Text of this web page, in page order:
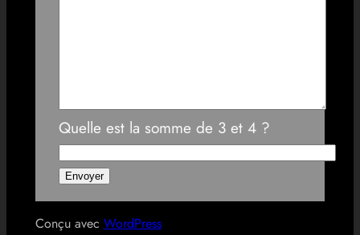
Quelle est la somme de 3 et 4 ?
Conçu avec WordPress